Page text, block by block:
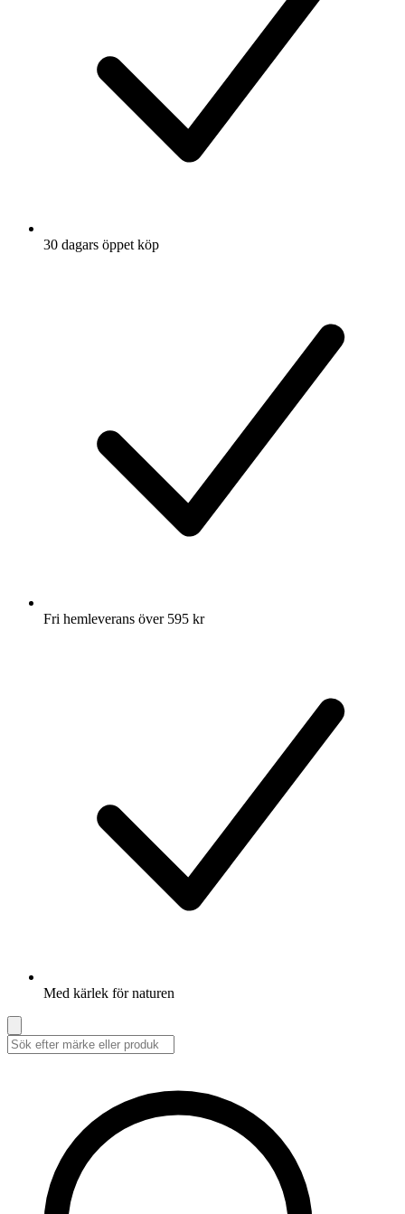
30 dagars öppet köp
Fri hemleverans över 595 kr
Med kärlek för naturen